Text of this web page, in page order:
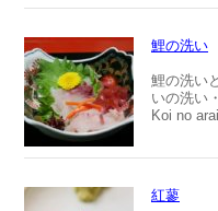
鯉の洗い
鯉の洗い
いの洗い
Koi no
紅蓼